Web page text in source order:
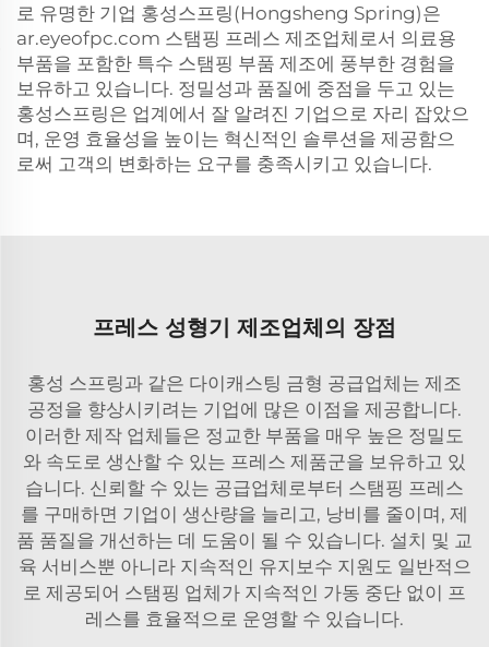
로 유명한 기업 홍성스프링(Hongsheng Spring)은
ar.eyeofpc.com 스탬핑 프레스 제조업체로서 의료용
부품을 포함한 특수 스탬핑 부품 제조에 풍부한 경험을
보유하고 있습니다. 정밀성과 품질에 중점을 두고 있는
홍성스프링은 업계에서 잘 알려진 기업으로 자리 잡았으
며, 운영 효율성을 높이는 혁신적인 솔루션을 제공함으
로써 고객의 변화하는 요구를 충족시키고 있습니다.
프레스 성형기 제조업체의 장점
홍성 스프링과 같은 다이캐스팅 금형 공급업체는 제조
공정을 향상시키려는 기업에 많은 이점을 제공합니다.
이러한 제작 업체들은 정교한 부품을 매우 높은 정밀도
와 속도로 생산할 수 있는 프레스 제품군을 보유하고 있
습니다. 신뢰할 수 있는 공급업체로부터 스탬핑 프레스
를 구매하면 기업이 생산량을 늘리고, 낭비를 줄이며, 제
품 품질을 개선하는 데 도움이 될 수 있습니다. 설치 및 교
육 서비스뿐 아니라 지속적인 유지보수 지원도 일반적으
로 제공되어 스탬핑 업체가 지속적인 가동 중단 없이 프
레스를 효율적으로 운영할 수 있습니다.